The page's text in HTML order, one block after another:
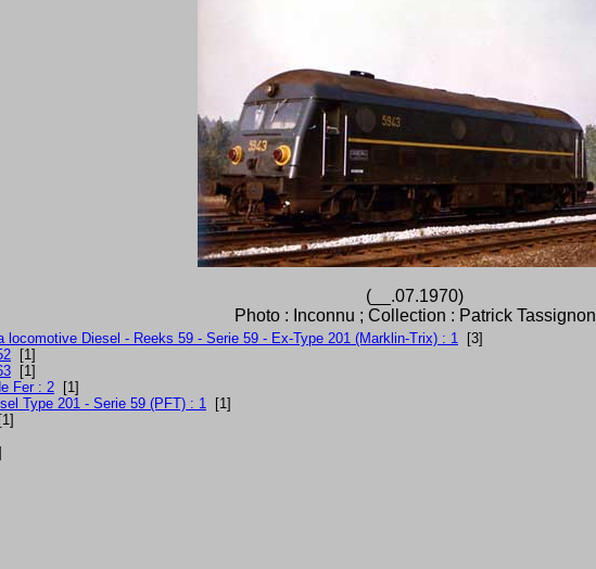
(__.07.1970)
Photo : Inconnu ; Collection : Patrick Tassignon
locomotive Diesel - Reeks 59 - Serie 59 - Ex-Type 201 (Marklin-Trix) : 1 [3]
[1]
[1]
Fer : 2 [1]
Type 201 - Serie 59 (PFT) : 1 [1]